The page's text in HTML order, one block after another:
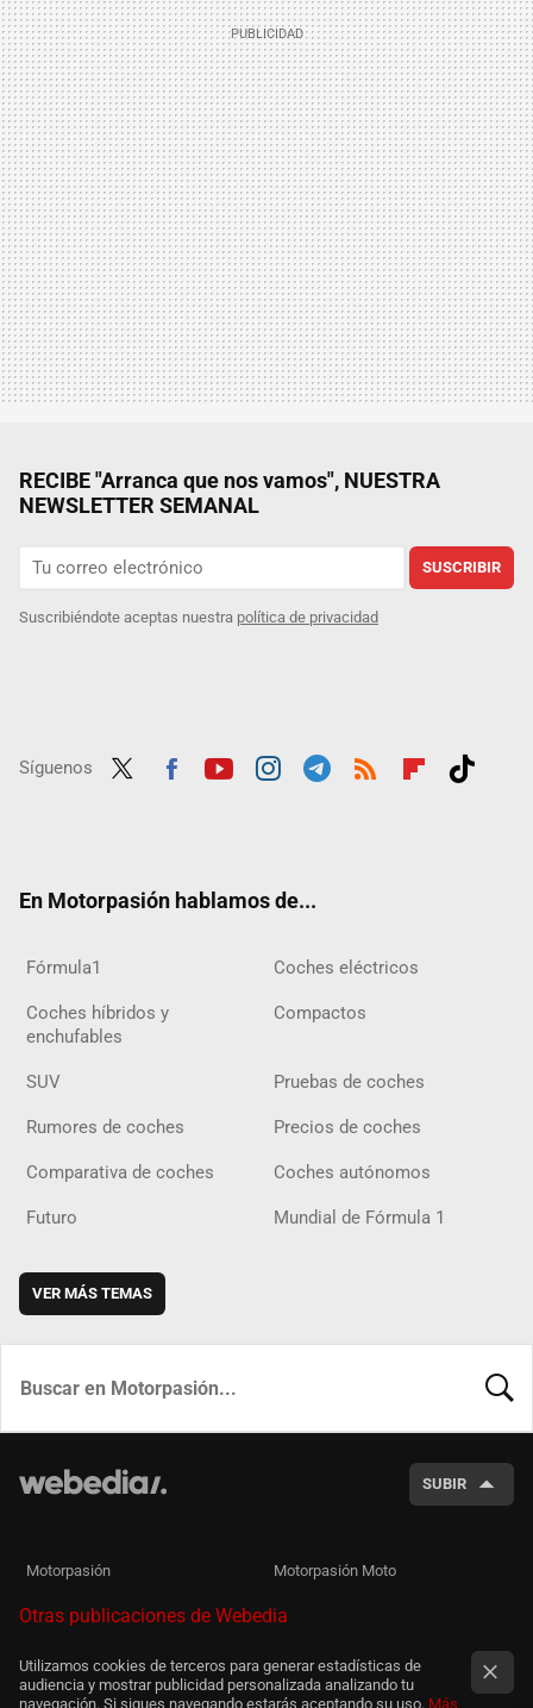
RECIBE "Arranca que nos vamos", NUESTRA
NEWSLETTER SEMANAL
SUSCRIBIR
Suscribiéndote aceptas nuestra política de privacidad
Síguenos
En Motorpasión hablamos de...
Fórmula1 Coches eléctricos
Coches híbridos y
enchufables
Compactos
SUV Pruebas de coches
Rumores de coches Precios de coches
Comparativa de coches Coches autónomos
Futuro Mundial de Fórmula 1
VER MÁS TEMAS
SUBIR
Motorpasión Motorpasión Moto
Otras publicaciones de Webedia
Utilizamos cookies de terceros para generar estadísticas de
audiencia y mostrar publicidad personalizada analizando tu
navegación. Si sigues navegando estarás aceptando su uso. Más